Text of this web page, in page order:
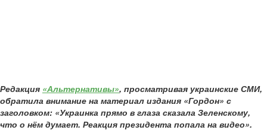
Редакция «Альтернативы», просматривая украинские СМИ,
обратила внимание на материал издания «Гордон» с
заголовком: «Украинка прямо в глаза сказала Зеленскому,
что о нём думает. Реакция президента попала на видео».